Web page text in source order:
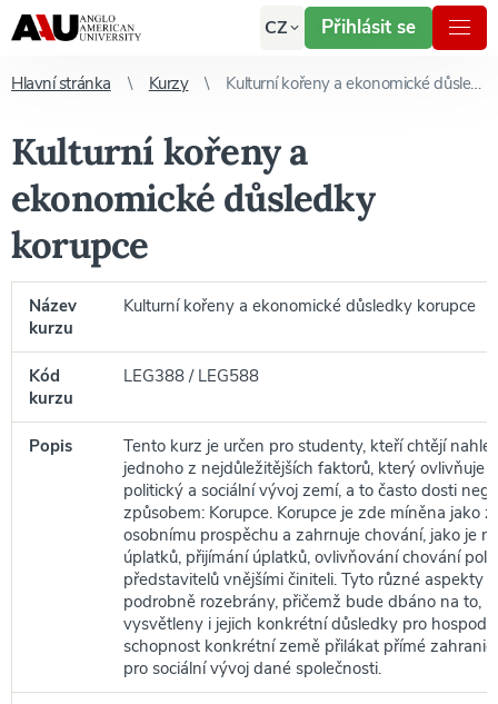
CZ Přihlásit se
Hlavní stránka Kurzy Kulturní kořeny a ekonomické důsledky korupce
Kulturní kořeny a
ekonomické důsledky
korupce
Název
kurzu
Kulturní kořeny a ekonomické důsledky korupce
Kód
kurzu
LEG388 / LEG588
Popis
Tento kurz je určen pro studenty, kteří chtějí
jednoho z nejdůležitějších faktorů, který ovlivňuje
politický a sociální vývoj zemí, a to často dosti
způsobem: Korupce. Korupce je zde míněna jako
osobnímu prospěchu a zahrnuje chování, jako je
úplatků, přijímání úplatků, ovlivňování chování
představitelů vnějšími činiteli. Tyto různé aspekty
podrobně rozebrány, přičemž bude dbáno na to,
vysvětleny i jejich konkrétní důsledky pro
schopnost konkrétní země přilákat přímé
pro sociální vývoj dané společnosti.